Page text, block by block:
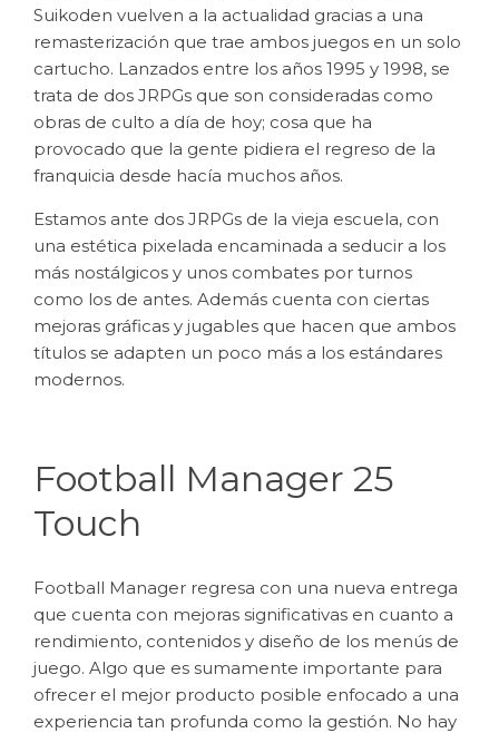
Suikoden vuelven a la actualidad gracias a una
remasterización que trae ambos juegos en un solo
cartucho. Lanzados entre los años 1995 y 1998, se
trata de dos JRPGs que son consideradas como
obras de culto a día de hoy; cosa que ha
provocado que la gente pidiera el regreso de la
franquicia desde hacía muchos años.
Estamos ante dos JRPGs de la vieja escuela, con
una estética pixelada encaminada a seducir a los
más nostálgicos y unos combates por turnos
como los de antes. Además cuenta con ciertas
mejoras gráficas y jugables que hacen que ambos
títulos se adapten un poco más a los estándares
modernos.
Football Manager 25
Touch
Football Manager regresa con una nueva entrega
que cuenta con mejoras significativas en cuanto a
rendimiento, contenidos y diseño de los menús de
juego. Algo que es sumamente importante para
ofrecer el mejor producto posible enfocado a una
experiencia tan profunda como la gestión. No hay